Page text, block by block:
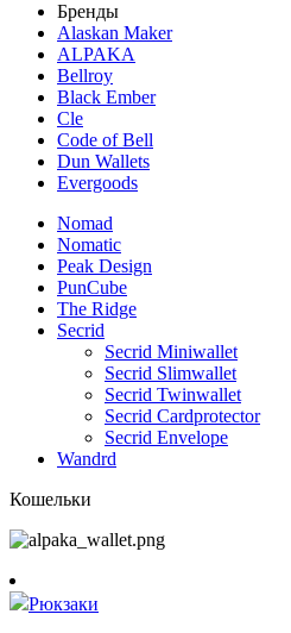
Бренды
Alaskan Maker
ALPAKA
Bellroy
Black Ember
Cle
Code of Bell
Dun Wallets
Evergoods
Nomad
Nomatic
Peak Design
PunCube
The Ridge
Secrid
Secrid Miniwallet
Secrid Slimwallet
Secrid Twinwallet
Secrid Cardprotector
Secrid Envelope
Wandrd
Кошельки
Рюкзаки